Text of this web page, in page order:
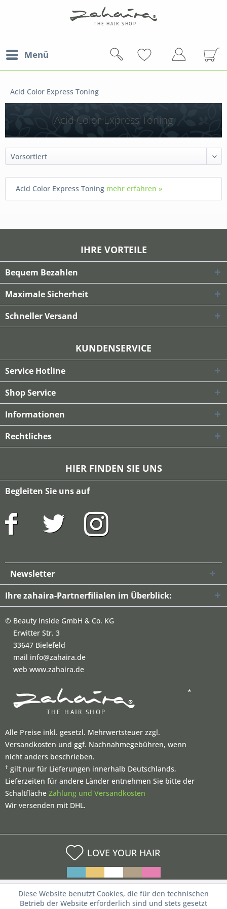
Menü
Acid Color Express Toning
Acid Color Express Toning
Acid Color Express Toning mehr erfahren »
IHRE VORTEILE
Bequem Bezahlen
Maximale Sicherheit
Schneller Versand
KUNDENSERVICE
Service Hotline
Shop Service
Informationen
Rechtliches
HIER FINDEN SIE UNS
Begleiten Sie uns auf
Newsletter
Ihre zahaira-Partnerfilialen im Überblick:
© Beauty Inside GmbH & Co. KG
Erwitter Str. 3
33647 Bielefeld
mail info@zahaira.de
web www.zahaira.de
*
Alle Preise inkl. gesetzl. Mehrwertsteuer zzgl.
Versandkosten und ggf. Nachnahmegebühren, wenn
nicht anders beschrieben.
† gilt nur für Lieferungen innerhalb Deutschlands,
Lieferzeiten für andere Länder entnehmen Sie bitte der
Schaltfläche Zahlung und Versandkosten
Wir versenden mit DHL.
LOVE YOUR HAIR
Diese Website benutzt Cookies, die für den technischen
Betrieb der Website erforderlich sind und stets gesetzt